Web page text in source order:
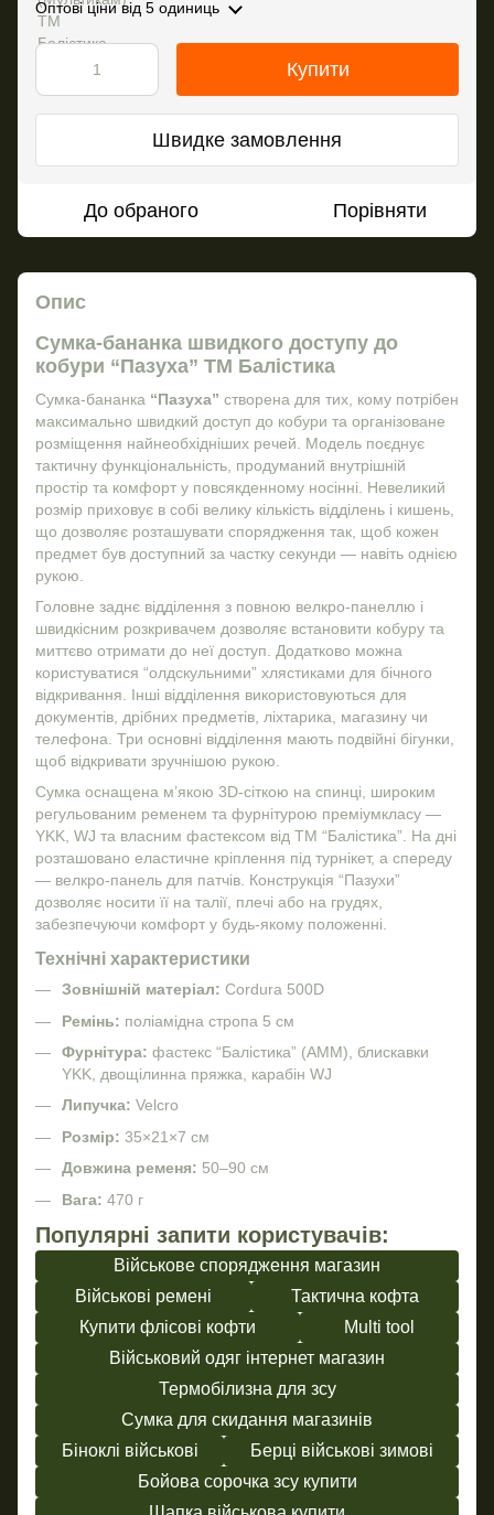
Оптові цінивід 5 одиниць
Купити
Швидке замовлення
До обраного Порівняти
Опис
Сумка-бананка швидкого доступу до
кобури “Пазуха” ТМ Балістика
Сумка-бананка “Пазуха” створена для тих, кому потрібен
максимально швидкий доступ до кобури та організоване
розміщення найнеобхідніших речей. Модель поєднує
тактичну функціональність, продуманий внутрішній
простір та комфорт у повсякденному носінні. Невеликий
розмір приховує в собі велику кількість відділень і кишень,
що дозволяє розташувати спорядження так, щоб кожен
предмет був доступний за частку секунди — навіть однією
рукою.
Головне заднє відділення з повною велкро-панеллю і
швидкісним розкривачем дозволяє встановити кобуру та
миттєво отримати до неї доступ. Додатково можна
користуватися “олдскульними” хлястиками для бічного
відкривання. Інші відділення використовуються для
документів, дрібних предметів, ліхтарика, магазину чи
телефона. Три основні відділення мають подвійні бігунки,
щоб відкривати зручнішою рукою.
Сумка оснащена м’якою 3D-сіткою на спинці, широким
регульованим ременем та фурнітурою преміумкласу —
YKK, WJ та власним фастексом від ТМ “Балістика”. На дні
розташовано еластичне кріплення під турнікет, а спереду
— велкро-панель для патчів. Конструкція “Пазухи”
дозволяє носити її на талії, плечі або на грудях,
забезпечуючи комфорт у будь-якому положенні.
Технічні характеристики
Зовнішній матеріал: Cordura 500D
Ремінь: поліамідна стропа 5 см
Фурнітура: фастекс “Балістика” (AMM), блискавки
YKK, двощілинна пряжка, карабін WJ
Липучка: Velcro
Розмір: 35×21×7 см
Довжина ременя: 50–90 см
Вага: 470 г
Популярні запити користувачів:
Військове спорядження магазин
Військові ремені
Тактична кофта
Купити флісові кофти
Multi tool
Військовий одяг інтернет магазин
Термобілизна для зсу
Сумка для скидання магазинів
Біноклі військові
Берці військові зимові
Бойова сорочка зсу купити